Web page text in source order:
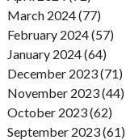
March 2024 (77)
February 2024 (57)
January 2024 (64)
December 2023 (71)
November 2023 (44)
October 2023 (62)
September 2023 (61)